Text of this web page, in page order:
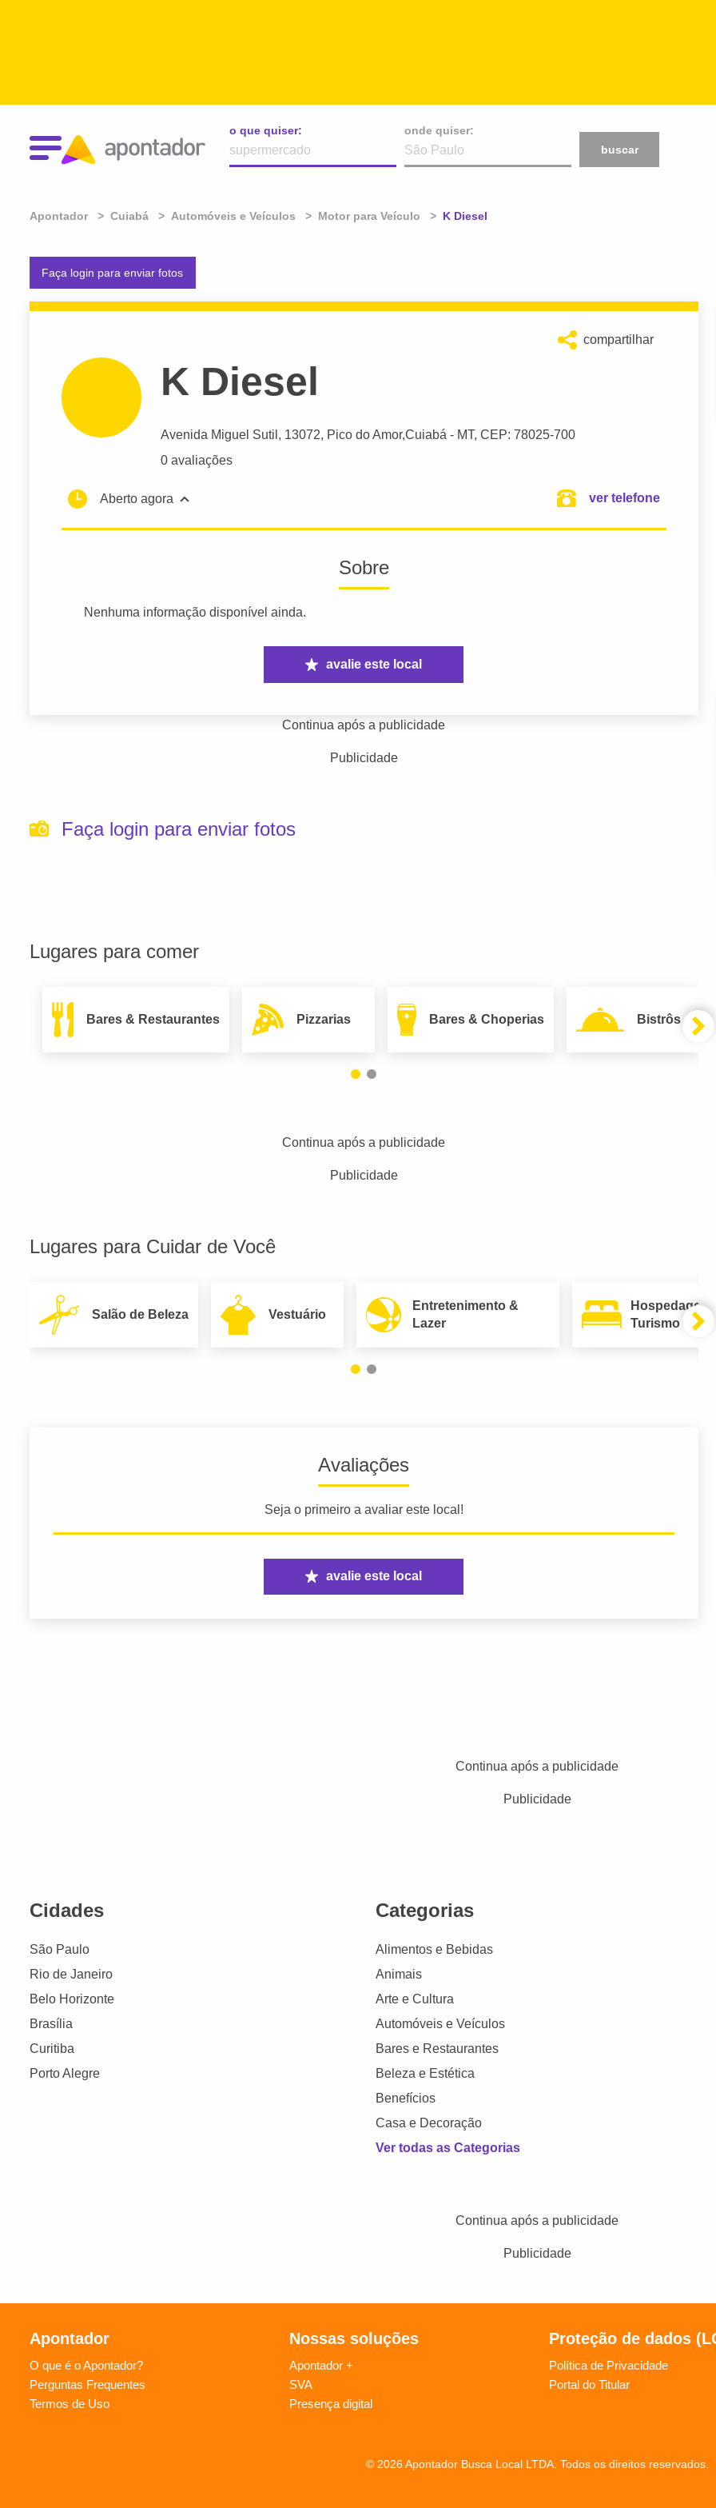
o que quiser:
onde quiser:
buscar
Apontador Cuiabá Automóveis e Veículos Motor para Veículo Atual:
K Diesel
Faça login para enviar fotos
compartilhar
K Diesel
Avenida Miguel Sutil , 13072, Pico do Amor,Cuiabá - MT, CEP: 78025-700
0 avaliações
Aberto agora ver telefone
Sobre
Nenhuma informação disponível ainda.
avalie este local
Continua após a publicidade
Publicidade
Faça login para enviar fotos
Lugares para comer
Bares & Restaurantes Pizzarias Bares & Choperias Bistrôs
Continua após a publicidade
Publicidade
Lugares para Cuidar de Você
Salão de Beleza Vestuário
Entretenimento &
Lazer
Hospedagem
Turismo
Avaliações
Seja o primeiro a avaliar este local!
avalie este local
Continua após a publicidade
Publicidade
Cidades
São Paulo
Rio de Janeiro
Belo Horizonte
Brasília
Curitiba
Porto Alegre
Categorias
Alimentos e Bebidas
Animais
Arte e Cultura
Automóveis e Veículos
Bares e Restaurantes
Beleza e Estética
Benefícios
Casa e Decoração
Ver todas as Categorias
Continua após a publicidade
Publicidade
Apontador
O que é o Apontador?
Perguntas Frequentes
Termos de Uso
Nossas soluções
Apontador +
SVA
Presença digital
Proteção de dados
Política de Privacidade
Portal do Titular
© 2026 Apontador Busca Local LTDA. Todos os direitos reservados.